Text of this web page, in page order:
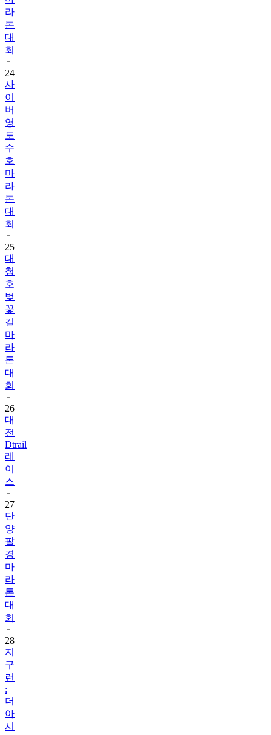
라
톤
대
회
24
사
이
버
영
토
수
호
마
라
톤
대
회
25
대
청
호
벚
꽃
길
마
라
톤
대
회
26
대
전
Dtrail
레
이
스
27
단
양
팔
경
마
라
톤
대
회
28
지
구
런
:
더
아
시